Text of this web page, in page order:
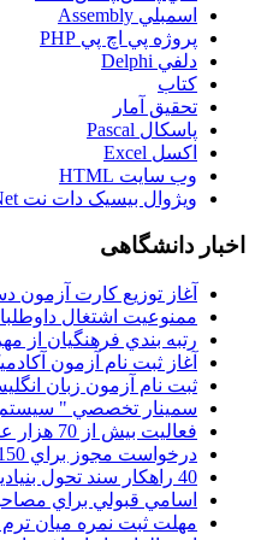
اسمبلي Assembly
پروژه پي اچ پي PHP
دلفي Delphi
کتاب
تحقيق آمار
پاسکال Pascal
اکسل Excel
وب سايت HTML
ويژوال بيسيک دات نت VB.Net
اخبار دانشگاهی
آغاز توزيع کارت آزمون
ممنوعيت اشتغال
رتبه بندي فرهنگيان از مهر
آغاز ثبت نام آزمون
ثبت نام آزمون زبان
سمينار تخصصي " سيستم
فعاليت بيش از 70 هزار عضو هيات علمي در دانشگاه آزاد
درخواست مجوز براي 150 رشته ارشد علوم پزشکي آزاد
40 راهکار سند تحول بنيادين آموزش و پرورش
اسامي قبولي براي
مهلت ثبت نمره میان ترم